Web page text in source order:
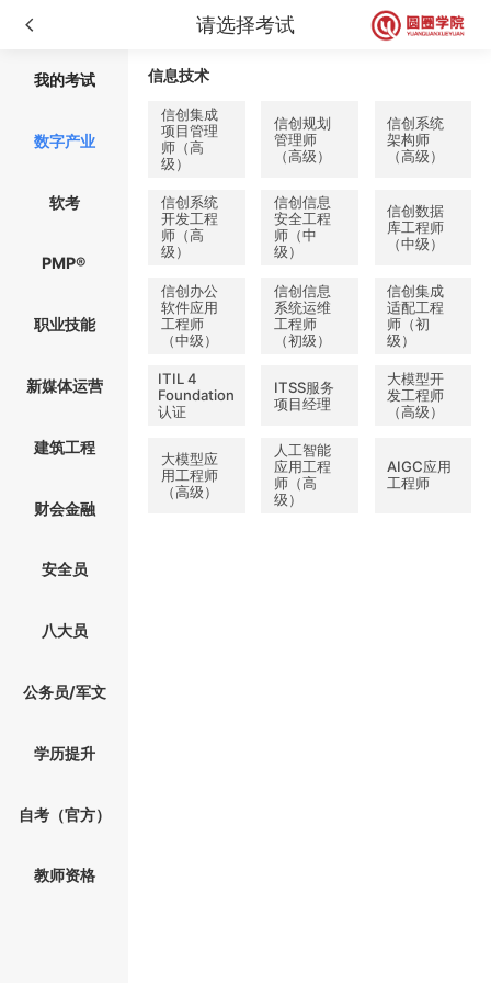
请选择考试
我的考试
数字产业
软考
PMP®
职业技能
新媒体运营
建筑工程
财会金融
安全员
八大员
公务员/军文
学历提升
自考（官方）
教师资格
信息技术
信创集成
项目管理
师（高
级）
信创规划
管理师
（高级）
信创系统
架构师
（高级）
信创系统
开发工程
师（高
级）
信创信息
安全工程
师（中
级）
信创数据
库工程师
（中级）
信创办公
软件应用
工程师
（中级）
信创信息
系统运维
工程师
（初级）
信创集成
适配工程
师（初
级）
ITIL 4
Foundation
认证
ITSS服务
项目经理
大模型开
发工程师
（高级）
大模型应
用工程师
（高级）
人工智能
应用工程
师（高
级）
AIGC应用
工程师